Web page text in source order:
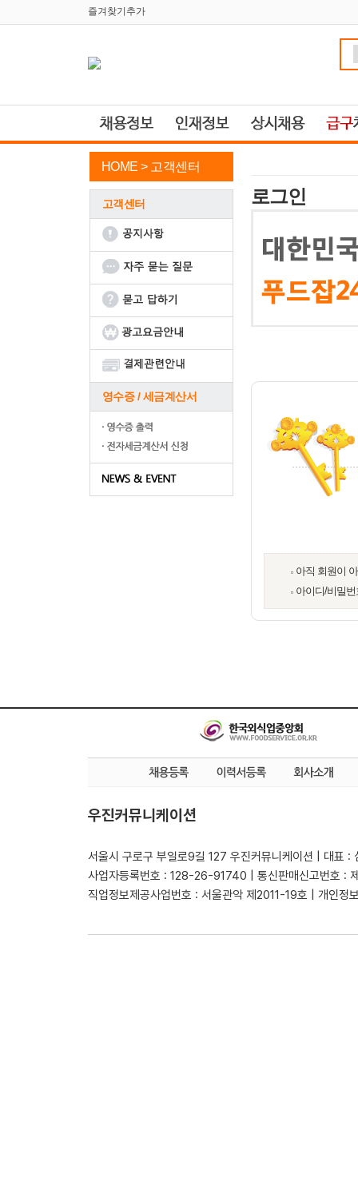
즐겨찾기추가
HOME > 고객센터
고객센터
영수증 / 세금계산서
로그인
아직 회원이
아이디/비밀
우진커뮤니케이션
서울시 구로구 부일로9길 127 우진커뮤니케이션 | 대표 :
사업자등록번호 : 128-26-91740 | 통신판매신고번호 :
직업정보제공사업번호 : 서울관악 제2011-19호 | 개인정